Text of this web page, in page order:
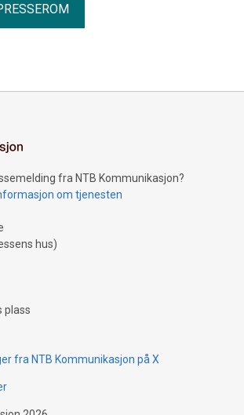
fra NTB Kommunikasjon?
om tjenesten
hus)
plass
fra NTB Kommunikasjon på X